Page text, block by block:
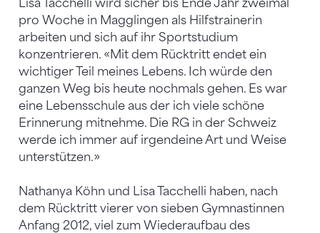
Lisa Tacchelli wird sicher bis Ende Jahr zweimal
pro Woche in Magglingen als Hilfstrainerin
arbeiten und sich auf ihr Sportstudium
konzentrieren. «Mit dem Rücktritt endet ein
wichtiger Teil meines Lebens. Ich würde den
ganzen Weg bis heute nochmals gehen. Es war
eine Lebensschule aus der ich viele schöne
Erinnerung mitnehme. Die RG in der Schweiz
werde ich immer auf irgendeine Art und Weise
unterstützen.»
Nathanya Köhn und Lisa Tacchelli haben, nach
dem Rücktritt vierer von sieben Gymnastinnen
Anfang 2012, viel zum Wiederaufbau des